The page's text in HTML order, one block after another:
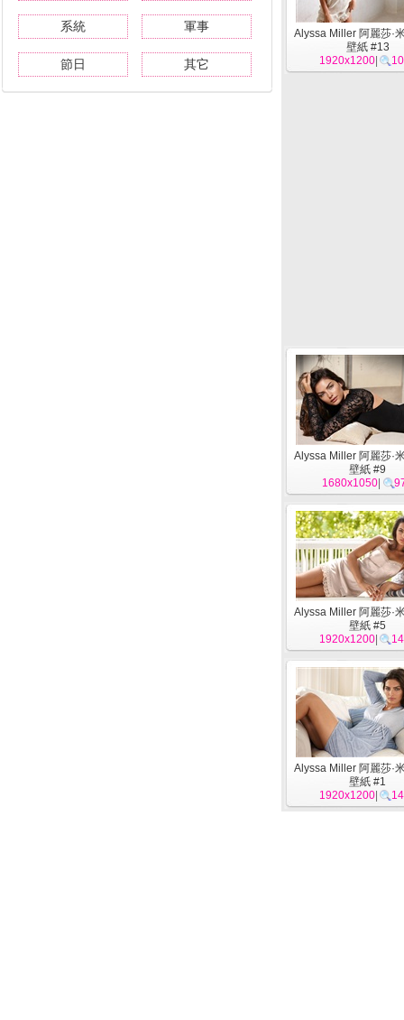
系統 軍事
節日 其它
Alyssa Miller 阿麗莎·
壁紙 #13
1920x1200
Alyssa Miller 阿麗莎·
壁紙 #9
1680x1050
Alyssa Miller 阿麗莎·
壁紙 #5
1920x1200
Alyssa Miller 阿麗莎·
壁紙 #1
1920x1200